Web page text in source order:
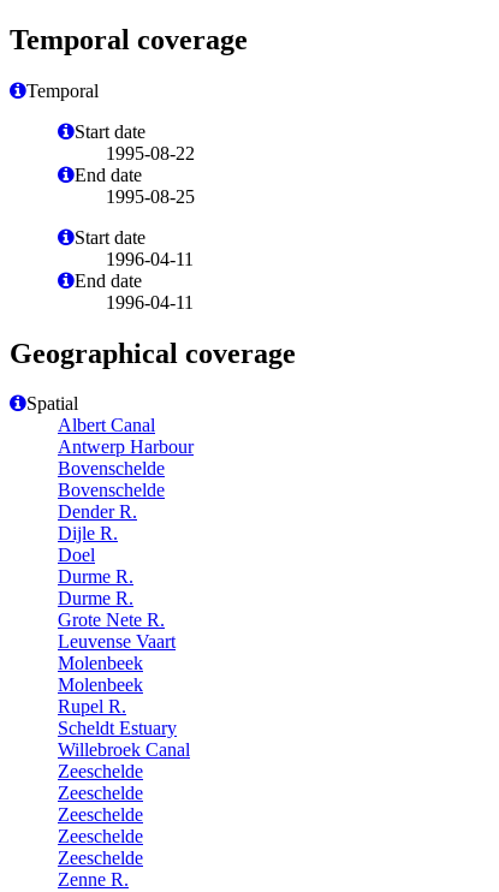
Temporal coverage
Temporal
Start date
1995-08-22
End date
1995-08-25
Start date
1996-04-11
End date
1996-04-11
Geographical coverage
Spatial
Albert Canal
Antwerp Harbour
Bovenschelde
Bovenschelde
Dender R.
Dijle R.
Doel
Durme R.
Durme R.
Grote Nete R.
Leuvense Vaart
Molenbeek
Molenbeek
Rupel R.
Scheldt Estuary
Willebroek Canal
Zeeschelde
Zeeschelde
Zeeschelde
Zeeschelde
Zeeschelde
Zenne R.